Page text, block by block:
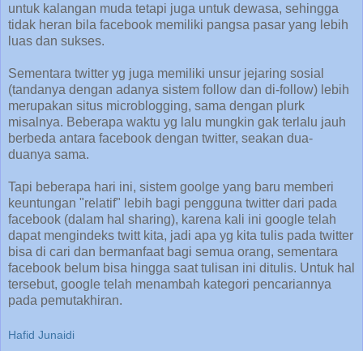
untuk kalangan muda tetapi juga untuk dewasa, sehingga
tidak heran bila facebook memiliki pangsa pasar yang lebih
luas dan sukses.
Sementara twitter yg juga memiliki unsur jejaring sosial
(tandanya dengan adanya sistem follow dan di-follow) lebih
merupakan situs microblogging, sama dengan plurk
misalnya. Beberapa waktu yg lalu mungkin gak terlalu jauh
berbeda antara facebook dengan twitter, seakan dua-
duanya sama.
Tapi beberapa hari ini, sistem goolge yang baru memberi
keuntungan "relatif" lebih bagi pengguna twitter dari pada
facebook (dalam hal sharing), karena kali ini google telah
dapat mengindeks twitt kita, jadi apa yg kita tulis pada twitter
bisa di cari dan bermanfaat bagi semua orang, sementara
facebook belum bisa hingga saat tulisan ini ditulis. Untuk hal
tersebut, google telah menambah kategori pencariannya
pada pemutakhiran.
Hafid Junaidi